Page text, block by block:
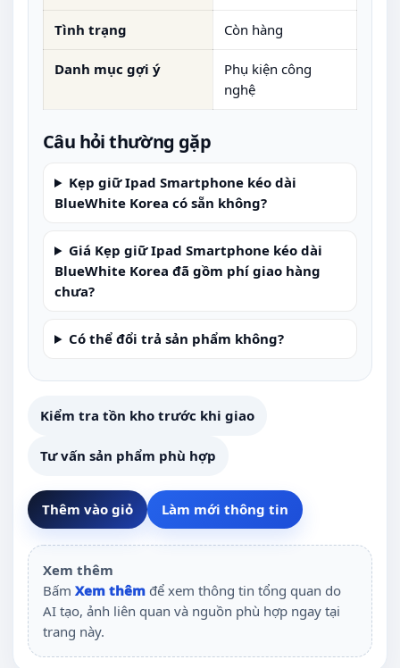
Tình trạng Còn hàng
Danh mục gợi ý
Phụ kiện công
nghệ
Câu hỏi thường gặp
Kẹp giữ Ipad Smartphone kéo dài
BlueWhite Korea có sẵn không?
Giá Kẹp giữ Ipad Smartphone kéo dài
BlueWhite Korea đã gồm phí giao hàng
chưa?
Có thể đổi trả sản phẩm không?
Kiểm tra tồn kho trước khi giao
Tư vấn sản phẩm phù hợp
Thêm vào giỏ Làm mới thông tin
Xem thêm
Bấm Xem thêm để xem thông tin tổng quan do
AI tạo, ảnh liên quan và nguồn phù hợp ngay tại
trang này.